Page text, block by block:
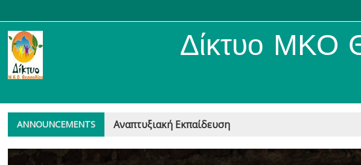
Δίκτυο ΜΚΟ
ANNOUNCEMENTS Αναπτυξιακή Εκπαίδευση